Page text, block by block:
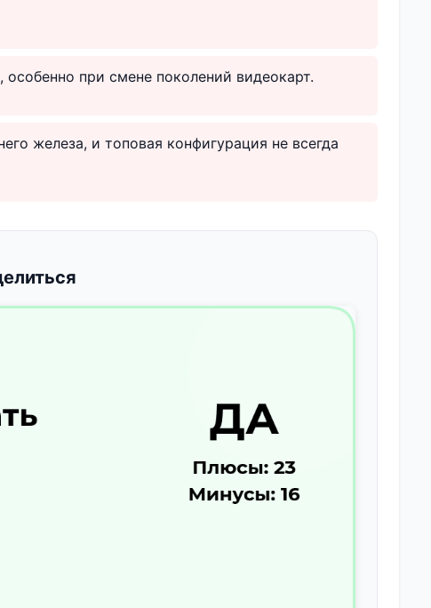
при смене поколений видеокарт.
железа, и топовая конфигурация не всегда